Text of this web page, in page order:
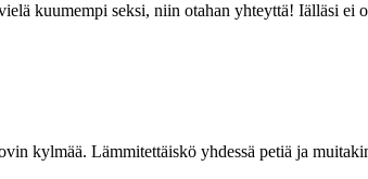
kuumempi seksi, niin otahan yhteyttä! Iälläsi ei
kylmää. Lämmitettäiskö yhdessä petiä ja